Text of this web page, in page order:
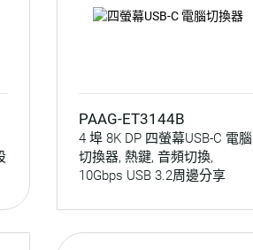
PAAG-ET3144B
4 埠 8K DP 四螢幕USB-C 電腦
切換器, 熱鍵, 音頻切換,
10Gbps USB 3.2周邊分享